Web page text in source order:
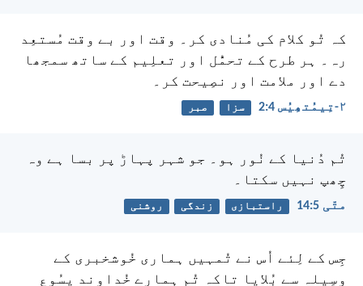
کہ تُو کلام کی مُنادی کر۔ وقت اور بے وقت مُستعِد
رہ۔ ہر طرح کے تحمُّل اور تعلِیم کے ساتھ سمجھا
دے اور ملامت اور نصِیحت کر۔
۲-تِیمُتھِیُس 4:‏2 سزا صبر
تُم دُنیا کے نُور ہو۔ جو شہر پہاڑ پر بسا ہے وہ
چِھپ نہیں سکتا۔
متّی 5:‏14 راستبازی زندگی روشنی
جِس کے لِئے اُس نے تُمہیں ہماری خُوشخبری کے
وسِیلہ سے بُلایا تاکہ تُم ہمارے خُداوند یِسُوع